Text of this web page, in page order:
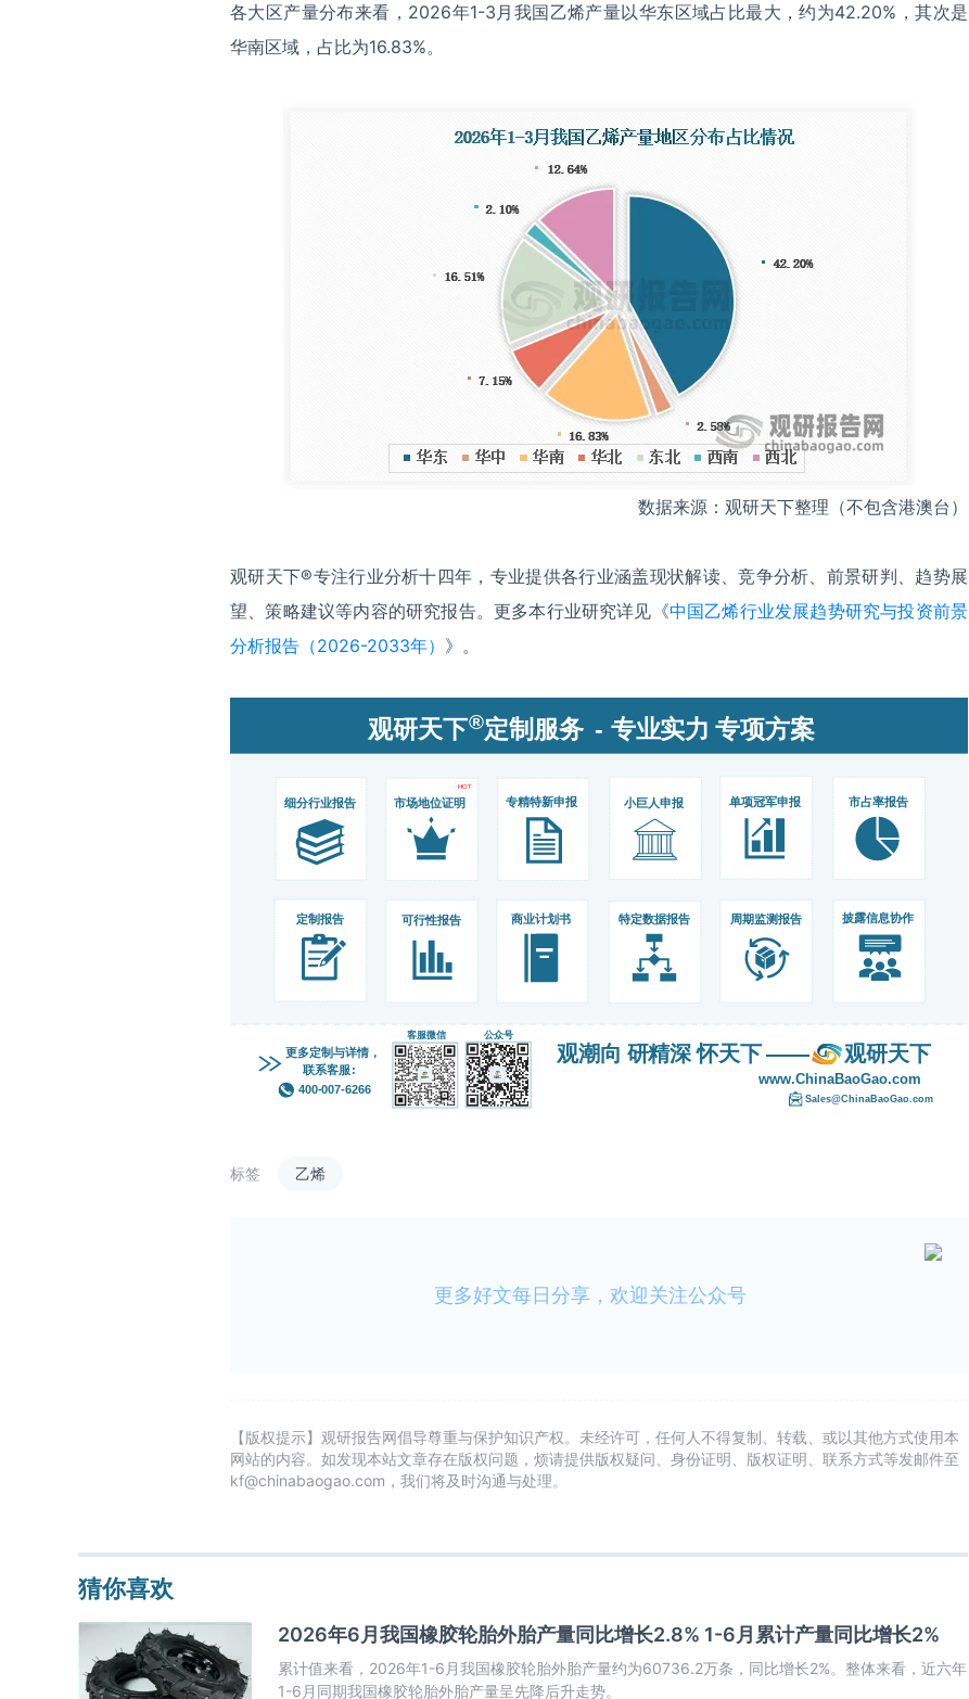
各大区产量分布来看，2026年1-3月我国乙烯产量以华东区域占比最大，约为42.20%，其次是
华南区域，占比为16.83%。
数据来源：观研天下整理（不包含港澳台）
观研天下®专注行业分析十四年，专业提供各行业涵盖现状解读、竞争分析、前景研判、趋势展
望、策略建议等内容的研究报告。更多本行业研究详见《中国乙烯行业发展趋势研究与投资前景
分析报告（2026-2033年） 》。
标签 乙烯
更多好文每日分享，欢迎关注公众号
【版权提示】观研报告网倡导尊重与保护知识产权。未经许可，任何人不得复制、转载、或以其他方式使用本
网站的内容。如发现本站文章存在版权问题，烦请提供版权疑问、身份证明、版权证明、联系方式等发邮件至
kf@chinabaogao.com，我们将及时沟通与处理。
猜你喜欢
2026年6月我国橡胶轮胎外胎产量同比增长2.8% 1-6月累计产量同比增长2%
累计值来看，2026年1-6月我国橡胶轮胎外胎产量约为60736.2万条，同比增长2%。整体来看，近六年
1-6月同期我国橡胶轮胎外胎产量呈先降后升走势。